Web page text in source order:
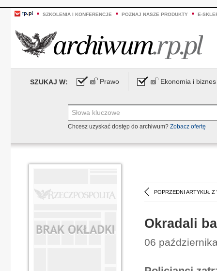
SZKOLENIA I KONFERENCJE POZNAJ NASZE PRODUKTY E-
SZUKAJ W: Prawo Ekonomia i biznes
Chcesz uzyskać dostęp do archiwum? Zobacz ofertę
POPRZEDNI ARTYKUŁ Z
Okradali
06